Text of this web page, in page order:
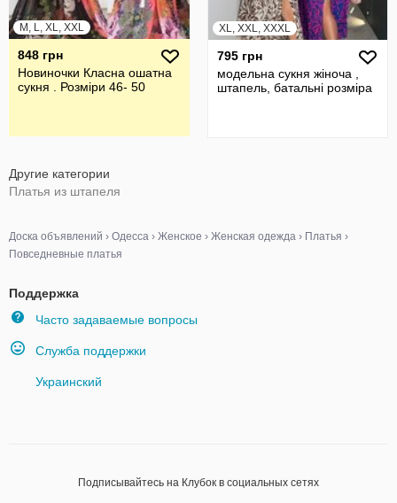
M, L, XL, XXL
848 грн
Новиночки Класна ошатна
сукня . Розміри 46- 50
XL, XXL, XXXL
795 грн
модельна сукня жіноча ,
штапель, батальні розміра
Другие категории
Платья из штапеля
Доска объявлений › Одесса › Женское › Женская одежда › Платья ›
Повседневные платья
Поддержка
Часто задаваемые вопросы
Служба поддержки
Украинский
Подписывайтесь на Клубок в социальных сетях